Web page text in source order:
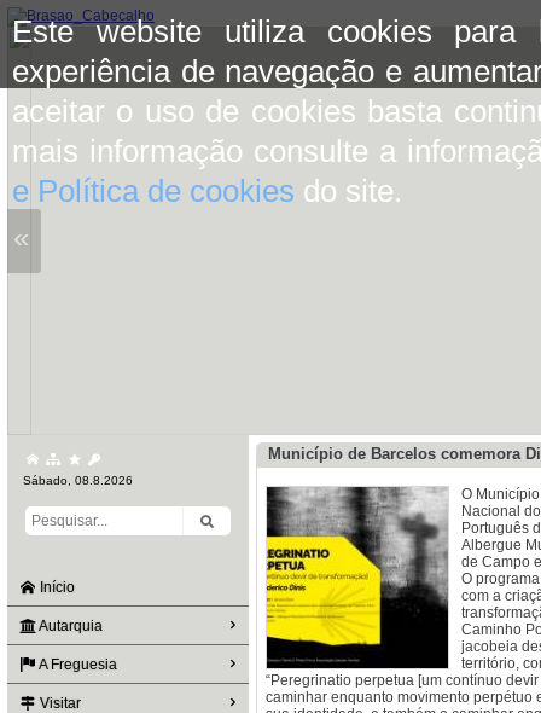
Este website utiliza cookies para
experiência de navegação e
aceitar o uso de cookies basta
mais informação consulte a
e Política de cookies do site.
«
Sábado, 08.8.2026
Início
Autarquia
A Freguesia
Visitar
Município de Barcelos comemora
O
Nacional
Português
Albergue
de Campo
O
com a
Caminho
jacobeia
território,
“Peregrinatio perpetua [um contínuo
caminhar enquanto movimento perpétuo